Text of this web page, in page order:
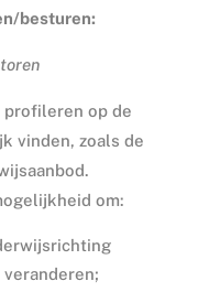
besturen:
op de
vinden, zoals de
om: